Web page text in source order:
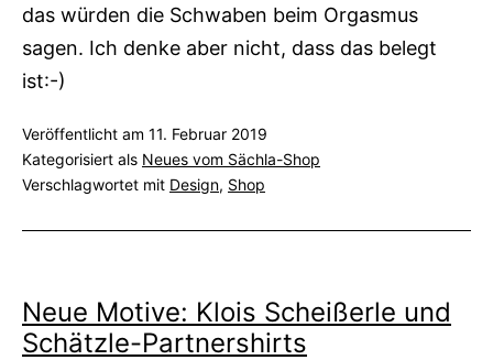
das würden die Schwaben beim Orgasmus
sagen. Ich denke aber nicht, dass das belegt
ist:-)
Veröffentlicht am 11. Februar 2019
Kategorisiert als Neues vom Sächla-Shop
Verschlagwortet mit Design, Shop
Neue Motive: Klois Scheißerle und
Schätzle-Partnershirts